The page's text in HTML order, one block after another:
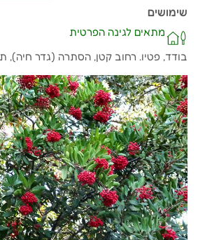
שימושים
מתאים לגינה הפרטית
בודד, פטיו. רחוב קטן, הסתרה (גדר חיה),